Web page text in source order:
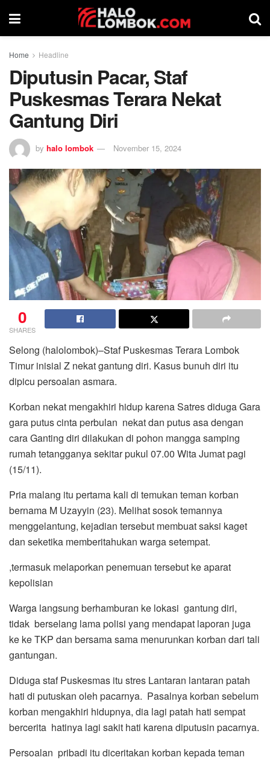
Home Headline
Diputusin Pacar, Staf
Puskesmas Terara Nekat
Gantung Diri
by halo lombok November 15, 2024
0
SHARES
Selong (halolombok)–Staf Puskesmas Terara Lombok
Timur inisial Z nekat gantung diri. Kasus bunuh diri itu
dipicu persoalan asmara.
Korban nekat mengakhiri hidup karena Satres diduga Gara
gara putus cinta perbulan nekat dan putus asa dengan
cara Ganting diri dilakukan di pohon mangga samping
rumah tetangganya sekitar pukul 07.00 Wita Jumat pagi
(15/11).
Pria malang itu pertama kali di temukan teman korban
bernama M Uzayyin (23). Melihat sosok temannya
menggelantung, kejadian tersebut membuat saksi kaget
dan seketika memberitahukan warga setempat.
,termasuk melaporkan penemuan tersebut ke aparat
kepolisian
Warga langsung berhamburan ke lokasi gantung diri,
tidak berselang lama polisi yang mendapat laporan juga
ke ke TKP dan bersama sama menurunkan korban dari tali
gantungan.
Diduga staf Puskesmas itu stres Lantaran lantaran patah
hati di putuskan oleh pacarnya. Pasalnya korban sebelum
korban mengakhiri hidupnya, dia lagi patah hati sempat
bercerita hatinya lagi sakit hati karena diputusin pacarnya.
Persoalan pribadi itu diceritakan korban kepada teman